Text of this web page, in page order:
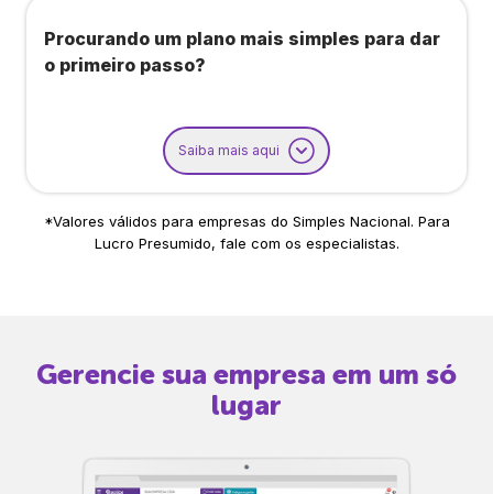
Procurando um plano mais simples para dar
o primeiro passo?
Saiba mais aqui
*Valores válidos para empresas do Simples Nacional. Para
Lucro Presumido, fale com os especialistas.
Gerencie sua empresa em um só
lugar